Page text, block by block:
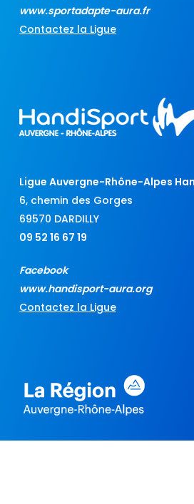
www.sportadapte-aura.fr
Contactez la Ligue
Ligue Auvergne-Rhône-Alpes
6, chemin des Gorges
69570 DARDILLY
09 52 16 67 19
Facebook
www.handisport-aura.org
Contactez la Ligue